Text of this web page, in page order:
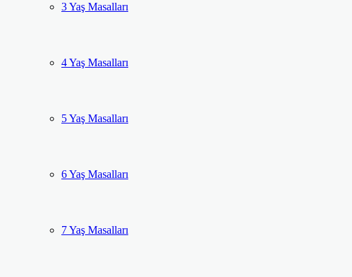
3 Yaş Masalları
4 Yaş Masalları
5 Yaş Masalları
6 Yaş Masalları
7 Yaş Masalları